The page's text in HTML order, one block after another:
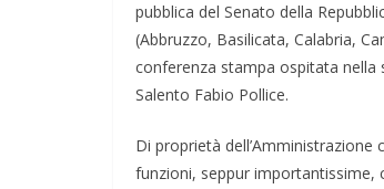
pubblica del Senato della
(Abbruzzo, Basilicata, Calabria,
conferenza stampa ospitata nella
Salento Fabio Pollice.
Di proprietà
funzioni, seppur importantissime,